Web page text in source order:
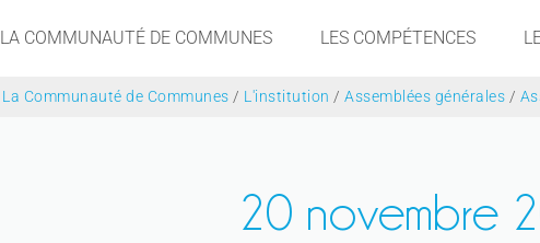
LA COMMUNAUTÉ DE COMMUNES LES COMPÉTENCES
La Communauté de Communes / L'institution / Assemblées générales /
20 novembre